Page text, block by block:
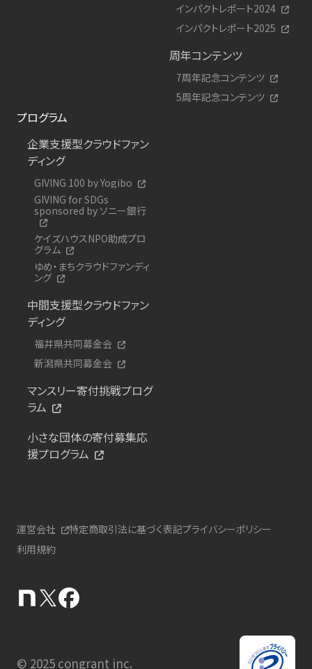
インパクトレポート2024
インパクトレポート2025
周年コンテンツ
7周年記念コンテンツ
5周年記念コンテンツ
プログラム
企業支援型クラウドファン
ディング
GIVING 100 by Yogibo
GIVING for SDGs
sponsored by ソニー銀行
ケイズハウスNPO助成プロ
グラム
ゆめ・まちクラウドファンディ
ング
中間支援型クラウドファン
ディング
福井県共同募金会
新潟県共同募金会
マンスリー寄付挑戦プログ
ラム
小さな団体の寄付募集応
援プログラム
運営会社 特定商取引法に基づく表記プライバシーポリシー
利用規約
© 2025 congrant inc.